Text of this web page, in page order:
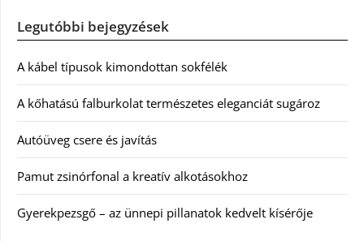
Legutóbbi bejegyzések
A kábel típusok kimondottan sokfélék
A kőhatású falburkolat természetes eleganciát sugároz
Autóüveg csere és javítás
Pamut zsinórfonal a kreatív alkotásokhoz
Gyerekpezsgő – az ünnepi pillanatok kedvelt kísérője